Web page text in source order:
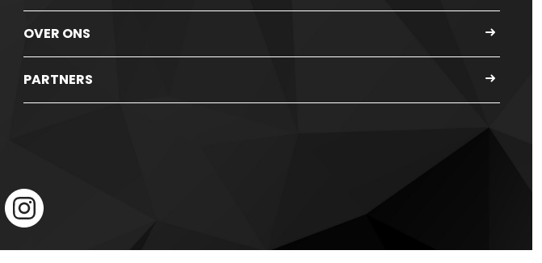
OVER ONS
PARTNERS